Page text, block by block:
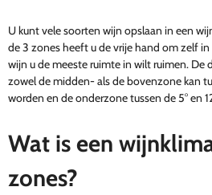
U kunt vele soorten wijn opslaan in een
de 3 zones heeft u de vrije hand om zelf
wijn u de meeste ruimte in wilt ruimen. De
zowel de midden- als de bovenzone kan
worden en de onderzone tussen de 5° en
Wat is een
zones?